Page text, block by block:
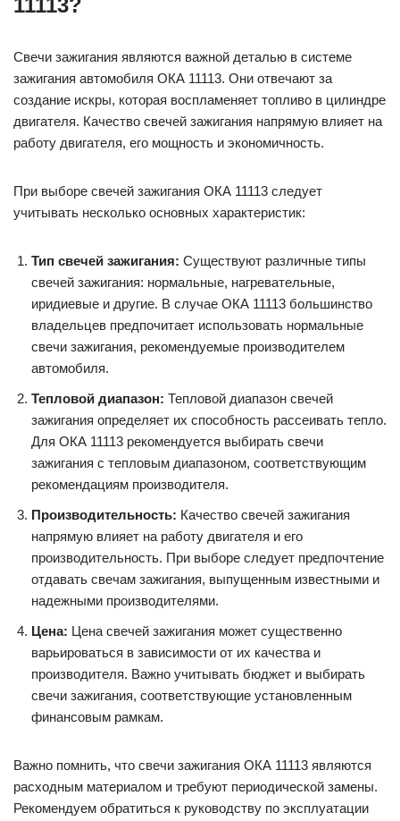
11113?
Свечи зажигания являются важной деталью в системе
зажигания автомобиля ОКА 11113. Они отвечают за
создание искры, которая воспламеняет топливо в цилиндре
двигателя. Качество свечей зажигания напрямую влияет на
работу двигателя, его мощность и экономичность.
При выборе свечей зажигания ОКА 11113 следует
учитывать несколько основных характеристик:
Тип свечей зажигания: Существуют различные типы
свечей зажигания: нормальные, нагревательные,
иридиевые и другие. В случае ОКА 11113 большинство
владельцев предпочитает использовать нормальные
свечи зажигания, рекомендуемые производителем
автомобиля.
Тепловой диапазон: Тепловой диапазон свечей
зажигания определяет их способность рассеивать тепло.
Для ОКА 11113 рекомендуется выбирать свечи
зажигания с тепловым диапазоном, соответствующим
рекомендациям производителя.
Производительность: Качество свечей зажигания
напрямую влияет на работу двигателя и его
производительность. При выборе следует предпочтение
отдавать свечам зажигания, выпущенным известными и
надежными производителями.
Цена: Цена свечей зажигания может существенно
варьироваться в зависимости от их качества и
производителя. Важно учитывать бюджет и выбирать
свечи зажигания, соответствующие установленным
финансовым рамкам.
Важно помнить, что свечи зажигания ОКА 11113 являются
расходным материалом и требуют периодической замены.
Рекомендуем обратиться к руководству по эксплуатации